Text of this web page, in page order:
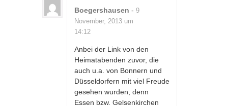
Boegershausen - 9
November, 2013 um
14:12
Anbei der Link von den
Heimatabenden zuvor, die
auch u.a. von Bonnern und
Düsseldorfern mit viel Freude
gesehen wurden, denn
Essen bzw. Gelsenkirchen